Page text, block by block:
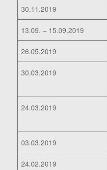
30.11.2019
13.09. – 15.09.2019
26.05.2019
30.03.2019
24.03.2019
03.03.2019
24.02.2019